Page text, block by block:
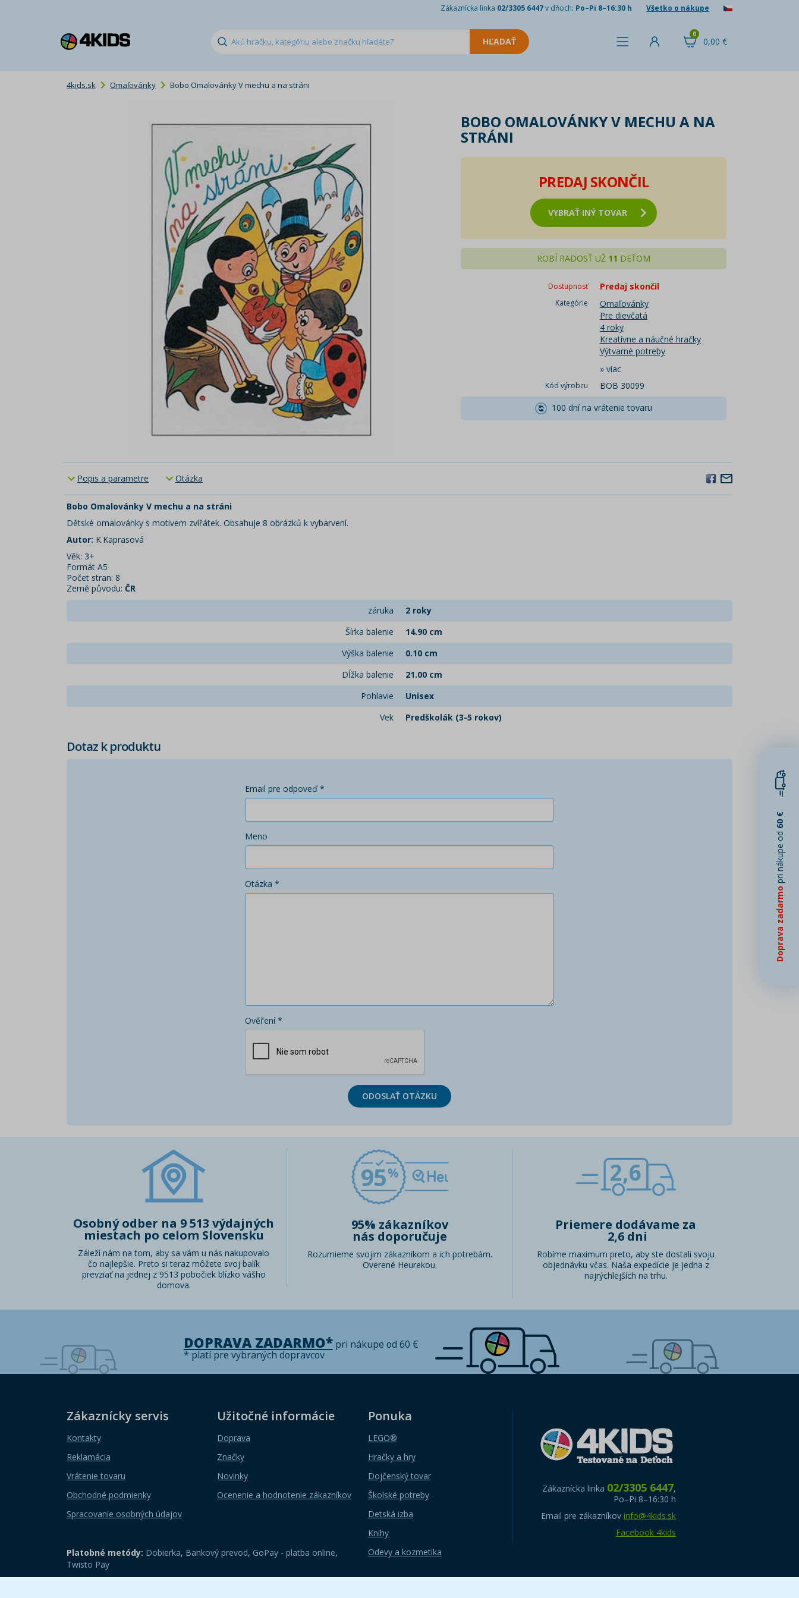
Zákaznícka linka 02/3305 6447v dňoch: Po–Pi 8–16:30 h Všetko o nákupe
0,00 €
0
4kids.sk Omaľovánky Bobo Omalovánky V mechu a na stráni
BOBO OMALOVÁNKY V MECHU A NA
STRÁNI
PREDAJ SKONČIL
VYBRAŤ INÝ TOVAR
ROBÍ RADOSŤ UŽ 11 DEŤOM
Dostupnosť Predaj skončil
Kategórie
Omaľovánky
Pre dievčatá
4 roky
Kreatívne a náučné hračky
Výtvarné potreby
» viac
Kód výrobcu
BOB 30099
100 dní na vrátenie tovaru
Popis a parametre Otázka
Bobo Omalovánky V mechu a na stráni
Dětské omalovánky s motivem zvířátek. Obsahuje 8 obrázků k vybarvení.
Autor: K.Kaprasová
Věk: 3+
Formát A5
Počet stran: 8
Země původu: ČR
záruka
2 roky
Šírka balenie
14.90 cm
Výška balenie
0.10 cm
Dĺžka balenie
21.00 cm
Pohlavie
Unisex
Vek
Predškolák (3-5 rokov)
Dotaz k produktu
Email pre odpoveď *
Meno
Otázka *
Ověření *
ODOSLAŤ OTÁZKU
Osobný odber na 9 513 výdajných
miestach po celom Slovensku
Záleží nám na tom, aby sa vám u nás nakupovalo
čo najlepšie. Preto si teraz môžete svoj balík
prevziať na jednej z 9513 pobočiek blízko vášho
domova.
95
95% zákazníkov
nás doporučuje
Rozumieme svojim zákazníkom a ich potrebám.
Overené Heurekou.
2,6
Priemere dodávame za
2,6 dni
Robíme maximum preto, aby ste dostali svoju
objednávku včas. Naša expedície je jedna z
najrýchlejších na trhu.
DOPRAVA ZADARMO*pri nákupe od 60 €
* platí pre vybraných dopravcov
Zákaznícky servis
Kontakty
Reklamácia
Vrátenie tovaru
Obchodné podmienky
Spracovanie osobných údajov
Užitočné informácie
Doprava
Značky
Novinky
Ocenenie a hodnotenie zákazníkov
Ponuka
LEGO®
Hračky a hry
Dojčenský tovar
Školské potreby
Detská izba
Knihy
Odevy a kozmetika
Platobné metódy: Dobierka, Bankový prevod, GoPay - platba online,
Twisto Pay
Zákaznícka linka 02/3305 6447,
Po–Pi 8–16:30 h
Email pre zákazníkov info@4kids.sk
Facebook 4kids
Doprava zadarmo
pri nákupe od
60 €